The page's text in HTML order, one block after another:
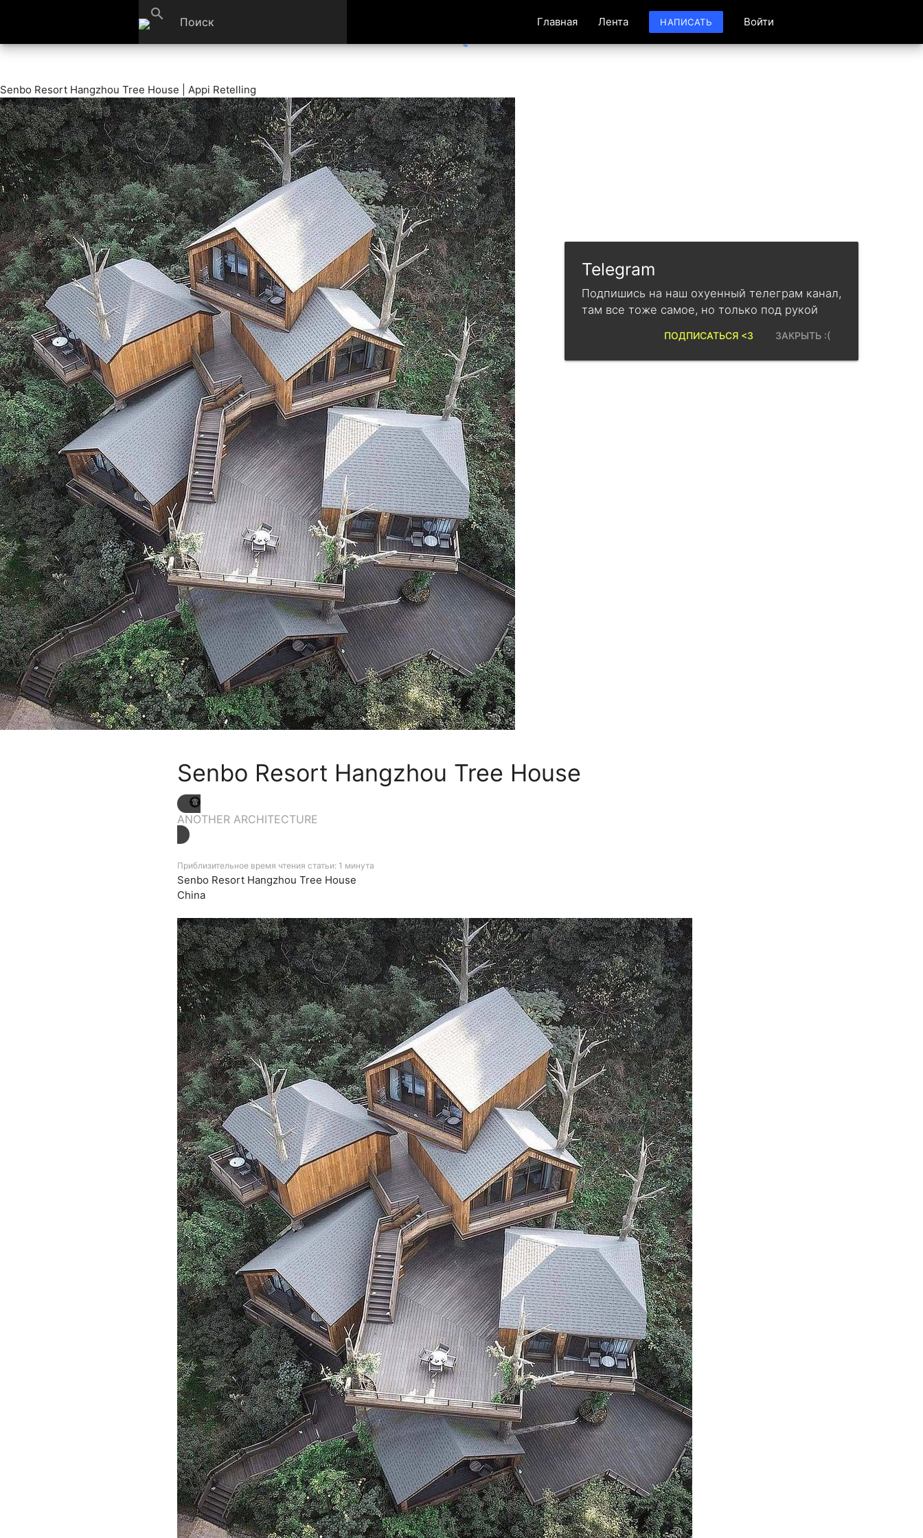
search Главная Лента НАПИСАТЬ Войти
Senbo Resort Hangzhou Tree House | Appi Retelling
Senbo Resort Hangzhou Tree House
ANOTHER ARCHITECTURE
Приблизительное время чтения статьи: 1 минута
Senbo Resort Hangzhou Tree House
China
Telegram
Подпишись на наш охуенный телеграм канал,
там все тоже самое, но только под рукой
ЗАКРЫТЬ :(
ПОДПИСАТЬСЯ <3